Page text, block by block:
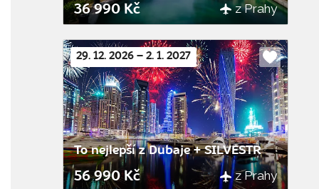
36 990 Kč z Prahy
29. 12. 2026 – 2. 1. 2027
Do
oblíbených
To nejlepší z Dubaje + SILVESTR
56 990 Kč z Prahy